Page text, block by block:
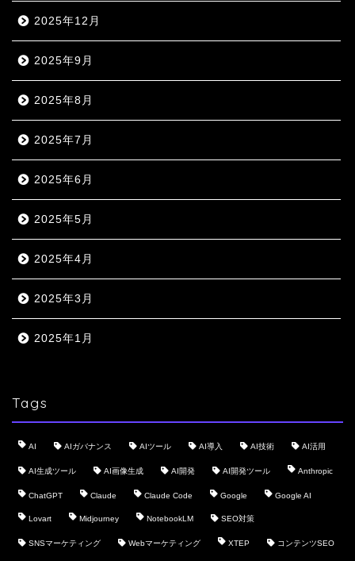
2025年12月
2025年9月
2025年8月
2025年7月
2025年6月
2025年5月
2025年4月
2025年3月
2025年1月
Tags
AI AIガバナンス AIツール AI導入 AI技術 AI活用
AI生成ツール AI画像生成 AI開発 AI開発ツール Anthropic
ChatGPT Claude Claude Code Google Google AI
Lovart Midjourney NotebookLM SEO対策
SNSマーケティング Webマーケティング XTEP コンテンツSEO